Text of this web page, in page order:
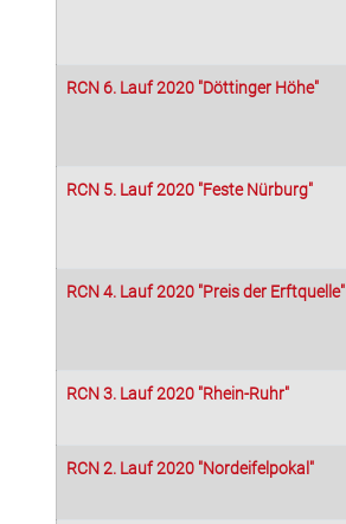
RCN 6. Lauf 2020 "Döttinger Höhe"
RCN 5. Lauf 2020 "Feste Nürburg"
RCN 4. Lauf 2020 "Preis der Erftquelle"
RCN 3. Lauf 2020 "Rhein-Ruhr"
RCN 2. Lauf 2020 "Nordeifelpokal"